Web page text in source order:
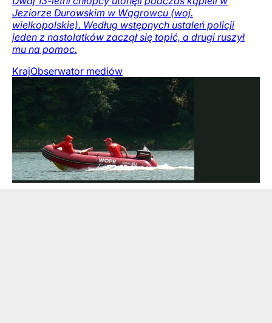
Jeziorze Durowskim w Wągrowcu (woj.
wielkopolskie). Według wstępnych ustaleń policji
jeden z nastolatków zaczął się topić, a drugi ruszył
mu na pomoc.
KrajObserwator mediów